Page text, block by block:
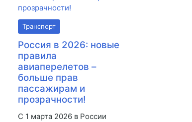
Транспорт
Россия в 2026: новые
правила
авиаперелетов –
больше прав
пассажирам и
прозрачности!
С 1 марта 2026 в России